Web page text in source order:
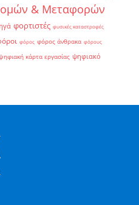
& Μεταφορών
φορτιστές φυσικές καταστροφές
φόρος φόρος άνθρακα φόρους
κάρτα εργασίας ψηφιακό